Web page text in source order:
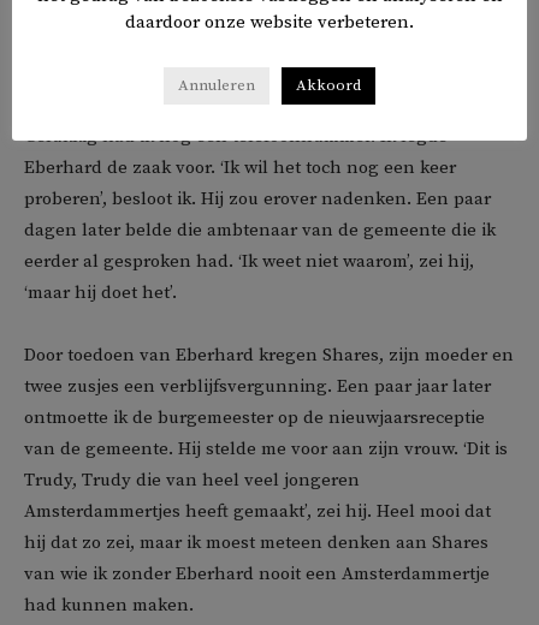
als u dat in eigen persoon vraagt, dan zal hij daar zeker
gezaghebbend iemand weten te vinden.’
Gelukkig had ik nog een telefoonnummer. Ik legde
Eberhard de zaak voor. ‘Ik wil het toch nog een keer
proberen’, besloot ik. Hij zou erover nadenken. Een paar
dagen later belde die ambtenaar van de gemeente die ik
eerder al gesproken had. ‘Ik weet niet waarom’, zei hij,
‘maar hij doet het’.
Door toedoen van Eberhard kregen Shares, zijn moeder en
twee zusjes een verblijfsvergunning. Een paar jaar later
ontmoette ik de burgemeester op de nieuwjaarsreceptie
van de gemeente. Hij stelde me voor aan zijn vrouw. ‘Dit is
Trudy, Trudy die van heel veel jongeren
Amsterdammertjes heeft gemaakt’, zei hij. Heel mooi dat
hij dat zo zei, maar ik moest meteen denken aan Shares
van wie ik zonder Eberhard nooit een Amsterdammertje
had kunnen maken.
daardoor onze website verbeteren.
Annuleren Akkoord